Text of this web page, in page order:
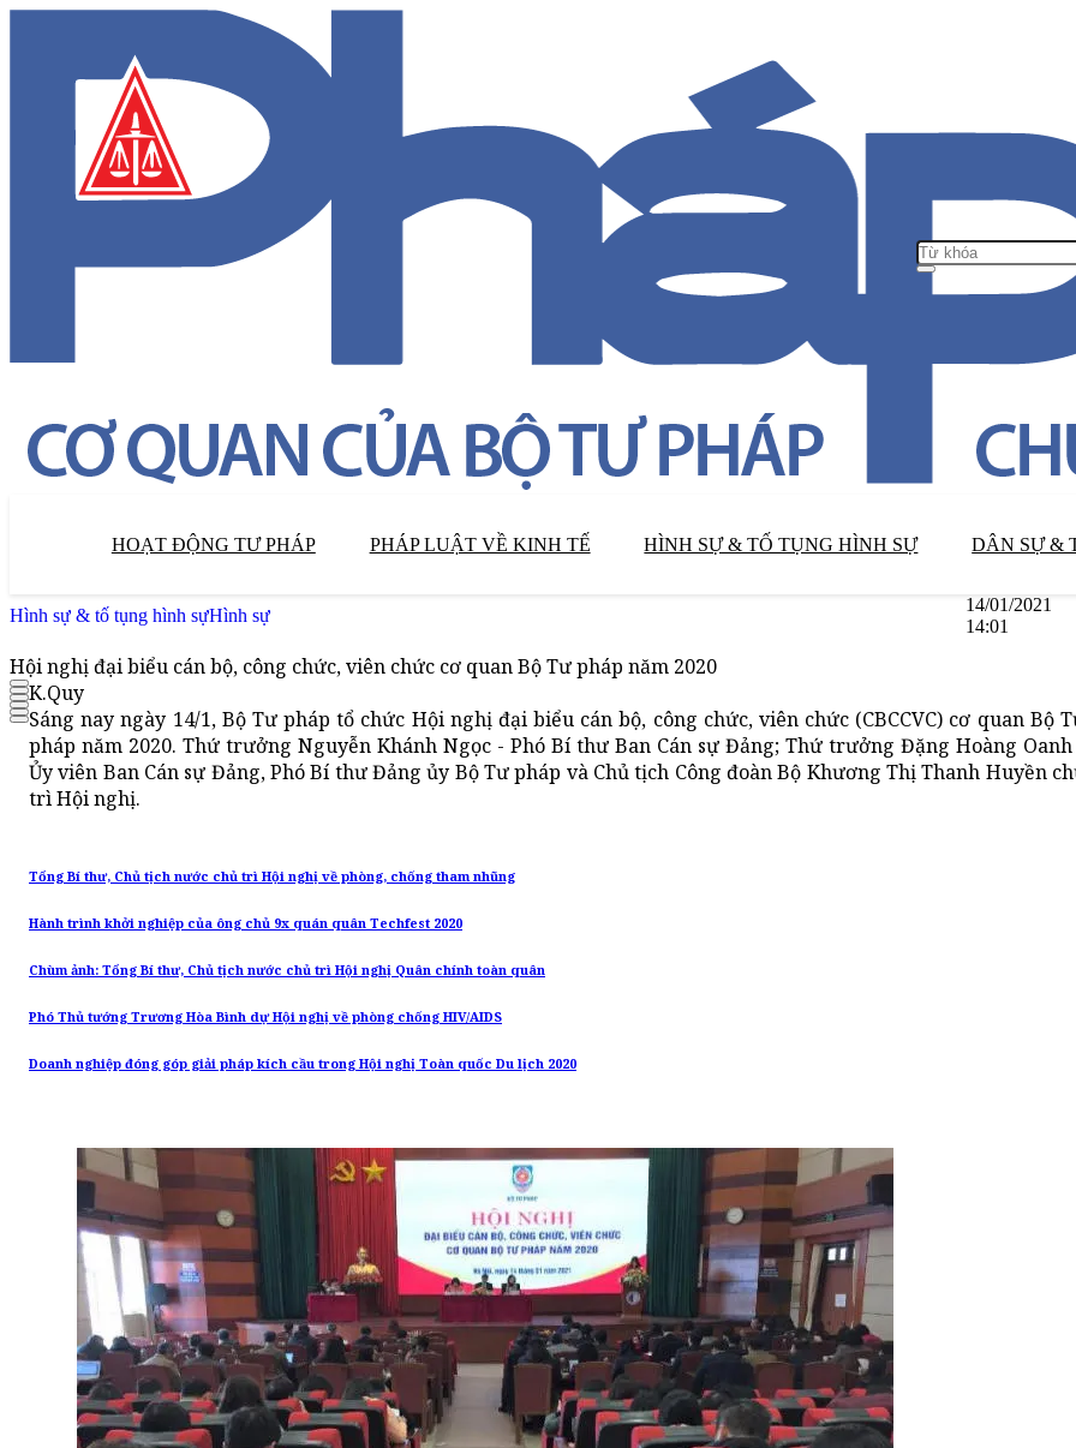
HOẠT ĐỘNG TƯ PHÁP PHÁP LUẬT VỀ KINH TẾ HÌNH SỰ & TỐ TỤNG HÌNH SỰ DÂN SỰ &
Hình sự & tố tụng hình sựHình sự
14/01/2021
14:01
Hội nghị đại biểu cán bộ, công chức, viên chức cơ quan Bộ Tư pháp năm 2020
K.Quy
Sáng nay ngày 14/1, Bộ Tư pháp tổ chức Hội nghị đại biểu cán bộ, công chức, viên chức (CBCCVC) cơ quan Bộ
pháp năm 2020. Thứ trưởng Nguyễn Khánh Ngọc - Phó Bí thư Ban Cán sự Đảng; Thứ trưởng Đặng Hoàng
Ủy viên Ban Cán sự Đảng, Phó Bí thư Đảng ủy Bộ Tư pháp và Chủ tịch Công đoàn Bộ Khương Thị Thanh Huyền
trì Hội nghị.
Tổng Bí thư, Chủ tịch nước chủ trì Hội nghị về phòng, chống tham nhũng
Hành trình khởi nghiệp của ông chủ 9x quán quân Techfest 2020
Chùm ảnh: Tổng Bí thư, Chủ tịch nước chủ trì Hội nghị Quân chính toàn quân
Phó Thủ tướng Trương Hòa Bình dự Hội nghị về phòng chống HIV/AIDS
Doanh nghiệp đóng góp giải pháp kích cầu trong Hội nghị Toàn quốc Du lịch 2020